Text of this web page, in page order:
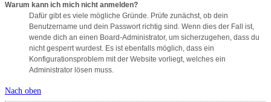
Warum kann ich mich nicht anmelden?
Dafür gibt es viele mögliche Gründe. Prüfe zunächst, ob dein
Benutzername und dein Passwort richtig sind. Wenn dies der Fall ist,
wende dich an einen Board-Administrator, um sicherzugehen, dass du
nicht gesperrt wurdest. Es ist ebenfalls möglich, dass ein
Konfigurationsproblem mit der Website vorliegt, welches ein
Administrator lösen muss.
Nach oben